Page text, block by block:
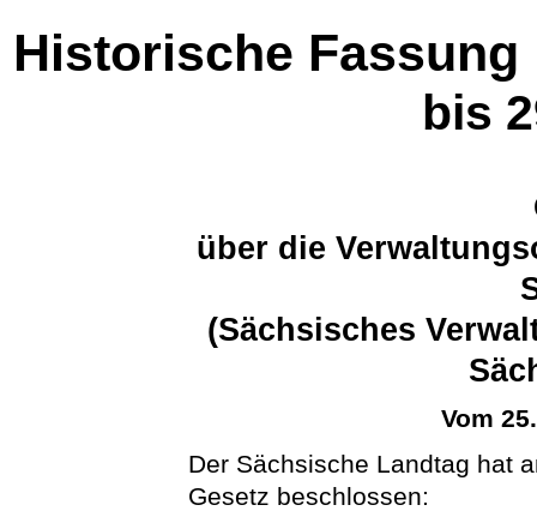
Historische Fassung
bis
über die
(Sächsisches
Vom
Der Sächsische Landtag hat
Gesetz beschlossen: